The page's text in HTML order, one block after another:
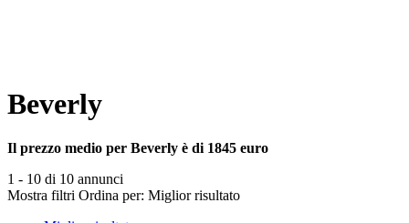
Beverly
Il prezzo medio per Beverly è di 1845 euro
1 - 10 di 10 annunci
Mostra filtri Ordina per: Miglior risultato